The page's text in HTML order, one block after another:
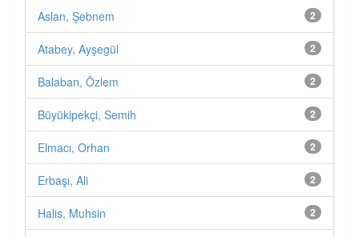
2
Aslan, Şebnem
2
Atabey, Ayşegül
2
Balaban, Özlem
2
Büyükipekçi, Semih
2
Elmacı, Orhan
2
Erbaşı, Ali
2
Halis, Muhsin